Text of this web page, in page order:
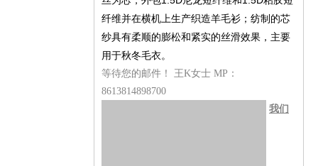
纤维并在横机上生产织造羊毛衫；纺制的芯
纱具有柔顺的膨松和紧实的丝滑效果，主要
用于秋冬毛衣。
等待您的邮件！ 王K女士 MP：
8613814898700
我们